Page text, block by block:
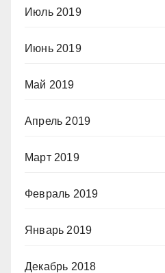
Июль 2019
Июнь 2019
Май 2019
Апрель 2019
Март 2019
Февраль 2019
Январь 2019
Декабрь 2018